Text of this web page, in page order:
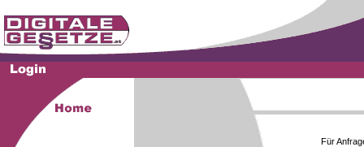
Für